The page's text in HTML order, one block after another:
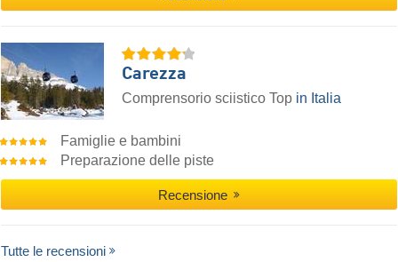
Carezza
Comprensorio sciistico Top in Italia
Famiglie e bambini
Preparazione delle piste
Recensione
Tutte le recensioni